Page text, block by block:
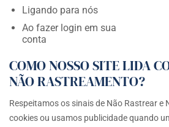
Ligando para nós
Ao fazer login em sua
conta
COMO NOSSO SITE LIDA
NÃO RASTREAMENTO?
Respeitamos os sinais de Não Rastrear e
cookies ou usamos publicidade quando